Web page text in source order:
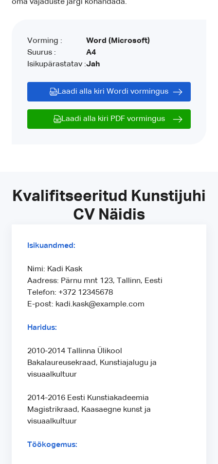
oma vajaduste järgi kohandada.
Vorming :
Suurus :
Isikupärastatav :
Word (Microsoft)
A4
Jah
Laadi alla kiri Wordi vormingus
Laadi alla kiri PDF vormingus
Kvalifitseeritud Kunstijuhi
CV Näidis
Isikuandmed:
Nimi: Kadi Kask
Aadress: Pärnu mnt 123, Tallinn, Eesti
Telefon: +372 12345678
E-post: kadi.kask@example.com
Haridus:
2010-2014 Tallinna Ülikool
Bakalaureusekraad, Kunstiajalugu ja
visuaalkultuur
2014-2016 Eesti Kunstiakadeemia
Magistrikraad, Kaasaegne kunst ja
visuaalkultuur
Töökogemus: